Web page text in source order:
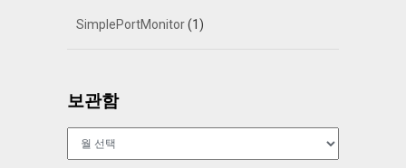
SimplePortMonitor(1)
보관함